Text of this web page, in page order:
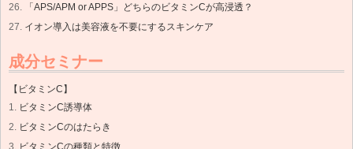
「APS/APM or APPS」どちらのビタミンCが高浸透？
イオン導入は美容液を不要にするスキンケア
成分セミナー
【ビタミンC】
ビタミンC誘導体
ビタミンCのはたらき
ビタミンCの種類と特徴